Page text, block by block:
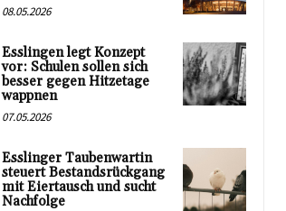
08.05.2026
Esslingen legt Konzept
vor: Schulen sollen sich
besser gegen Hitzetage
wappnen
07.05.2026
Esslinger Taubenwartin
steuert Bestandsrückgang
mit Eiertausch und sucht
Nachfolge